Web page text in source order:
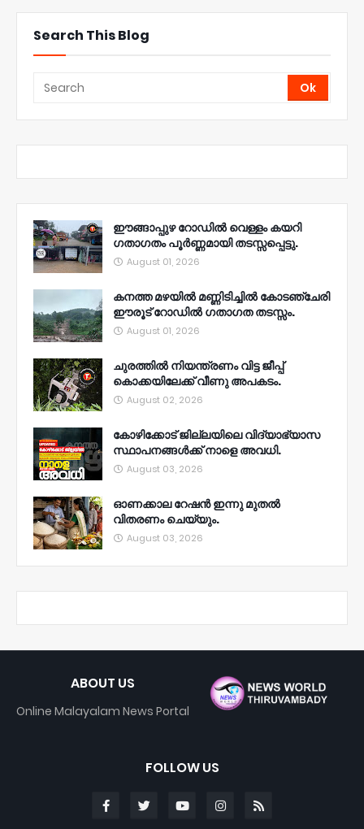
Search This Blog
ഈങ്ങാപ്പുഴ റോഡിൽ വെള്ളം കയറി
ഗതാഗതം പൂർണ്ണമായി തടസ്സപ്പെട്ടു.
August 01, 2026
കനത്ത മഴയിൽ മണ്ണിടിച്ചിൽ കോടഞ്ചേരി
ഈരൂട് റോഡിൽ ഗതാഗത തടസ്സം.
August 01, 2026
ചുരത്തിൽ നിയന്ത്രണം വിട്ട ജീപ്പ്
കൊക്കയിലേക്ക് വീണു അപകടം.
August 02, 2026
കോഴിക്കോട് ജില്ലയിലെ വിദ്യാഭ്യാസ
സ്ഥാപനങ്ങൾക്ക് നാളെ അവധി.
August 03, 2026
ഓണക്കാല റേഷൻ ഇന്നു മുതല്‍
വിതരണം ചെയ്യും.
August 03, 2026
ABOUT US
Online Malayalam News Portal
FOLLOW US